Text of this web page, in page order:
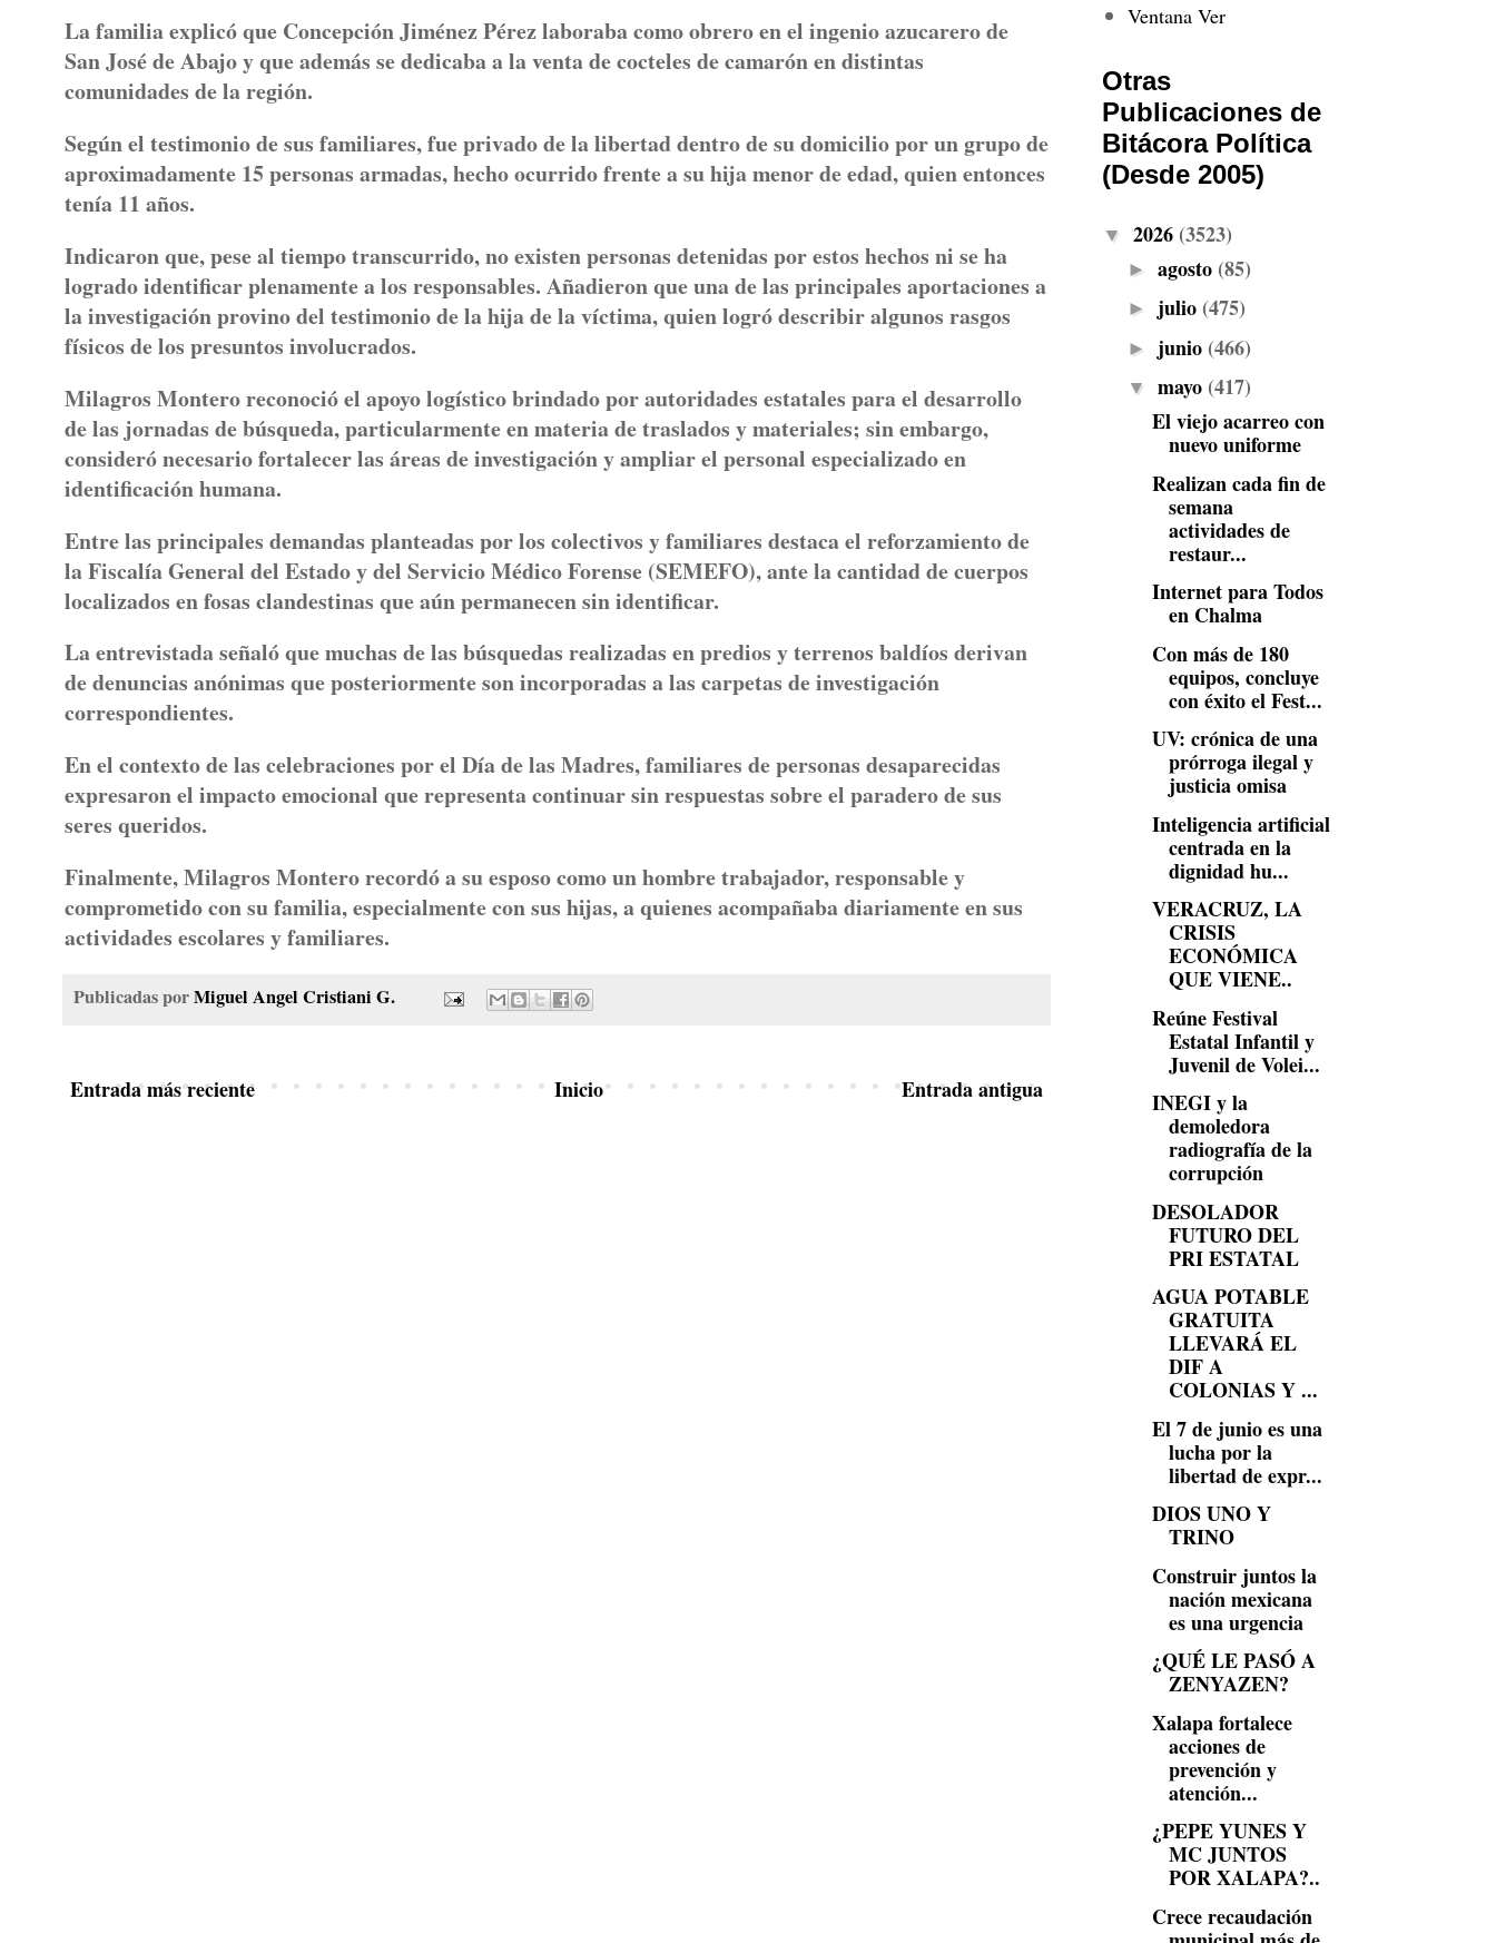
La familia explicó que Concepción Jiménez Pérez laboraba como obrero en el ingenio azucarero de
San José de Abajo y que además se dedicaba a la venta de cocteles de camarón en distintas
comunidades de la región.
Según el testimonio de sus familiares, fue privado de la libertad dentro de su domicilio por un grupo de
aproximadamente 15 personas armadas, hecho ocurrido frente a su hija menor de edad, quien entonces
tenía 11 años.
Indicaron que, pese al tiempo transcurrido, no existen personas detenidas por estos hechos ni se ha
logrado identificar plenamente a los responsables. Añadieron que una de las principales aportaciones a
la investigación provino del testimonio de la hija de la víctima, quien logró describir algunos rasgos
físicos de los presuntos involucrados.
Milagros Montero reconoció el apoyo logístico brindado por autoridades estatales para el desarrollo
de las jornadas de búsqueda, particularmente en materia de traslados y materiales; sin embargo,
consideró necesario fortalecer las áreas de investigación y ampliar el personal especializado en
identificación humana.
Entre las principales demandas planteadas por los colectivos y familiares destaca el reforzamiento de
la Fiscalía General del Estado y del Servicio Médico Forense (SEMEFO), ante la cantidad de cuerpos
localizados en fosas clandestinas que aún permanecen sin identificar.
La entrevistada señaló que muchas de las búsquedas realizadas en predios y terrenos baldíos derivan
de denuncias anónimas que posteriormente son incorporadas a las carpetas de investigación
correspondientes.
En el contexto de las celebraciones por el Día de las Madres, familiares de personas desaparecidas
expresaron el impacto emocional que representa continuar sin respuestas sobre el paradero de sus
seres queridos.
Finalmente, Milagros Montero recordó a su esposo como un hombre trabajador, responsable y
comprometido con su familia, especialmente con sus hijas, a quienes acompañaba diariamente en sus
actividades escolares y familiares.
Publicadas porMiguel Angel Cristiani G.
Entrada más reciente Entrada antigua
Inicio
Ventana Ver
Otras
Publicaciones de
Bitácora Política
(Desde 2005)
▼ 2026 (3523)
► agosto (85)
► julio (475)
► junio (466)
▼ mayo (417)
El viejo acarreo con
nuevo uniforme
Realizan cada fin de
semana
actividades de
restaur...
Internet para Todos
en Chalma
Con más de 180
equipos, concluye
con éxito el Fest...
UV: crónica de una
prórroga ilegal y
justicia omisa
Inteligencia artificial
centrada en la
dignidad hu...
VERACRUZ, LA
CRISIS
ECONÓMICA
QUE VIENE..
Reúne Festival
Estatal Infantil y
Juvenil de Volei...
INEGI y la
demoledora
radiografía de la
corrupción
DESOLADOR
FUTURO DEL
PRI ESTATAL
AGUA POTABLE
GRATUITA
LLEVARÁ EL
DIF A
COLONIAS Y ...
El 7 de junio es una
lucha por la
libertad de expr...
DIOS UNO Y
TRINO
Construir juntos la
nación mexicana
es una urgencia
¿QUÉ LE PASÓ A
ZENYAZEN?
Xalapa fortalece
acciones de
prevención y
atención...
¿PEPE YUNES Y
MC JUNTOS
POR XALAPA?..
Crece recaudación